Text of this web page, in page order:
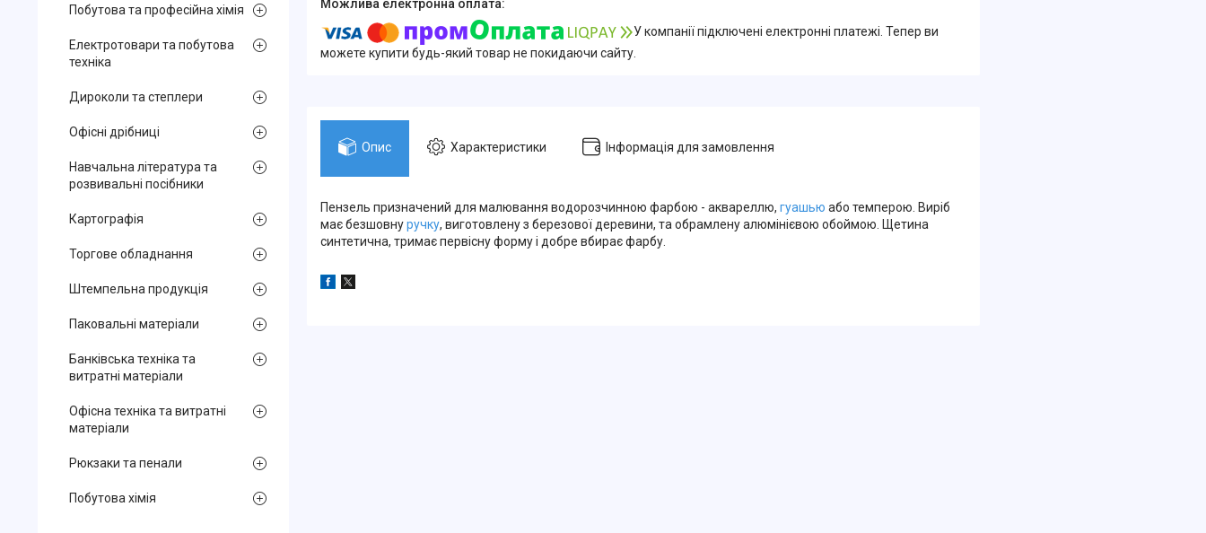
У компанії підключені електронні платежі. Тепер ви
можете купити будь-який товар не покидаючи сайту.
Опис Характеристики Інформація для замовлення
Пензель призначений для малювання водорозчинною фарбою - аквареллю, гуашью або темперою. Виріб
має безшовнуручку, виготовлену з березової деревини, та обрамлену алюмінієвою обоймою. Щетина
синтетична, тримає первісну форму і добре вбирає фарбу.
Побутова та професійна хімія
Електротовари та побутова
техніка
Дироколи та степлери
Офісні дрібниці
Навчальна література та
розвивальні посібники
Картографія
Торгове обладнання
Штемпельна продукція
Паковальні матеріали
Банківська техніка та
витратні матеріали
Офісна техніка та витратні
матеріали
Рюкзаки та пенали
Побутова хімія